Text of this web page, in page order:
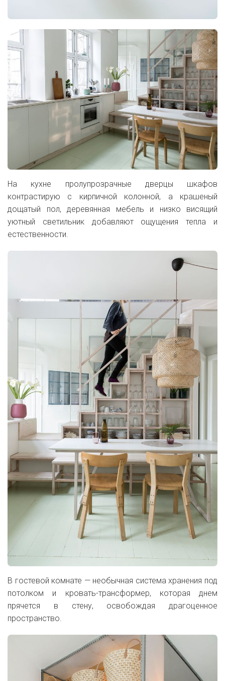
На кухне пролупрозрачные дверцы шкафов
контрастирую с кирпичной колонной, а крашеный
дощатый пол, деревянная мебель и низко висящий
уютный светильник добавляют ощущения тепла и
естественности.
В гостевой комнате — необычная система хранения под
потолком и кровать-трансформер, которая днем
прячется в стену, освобождая драгоценное
пространство.